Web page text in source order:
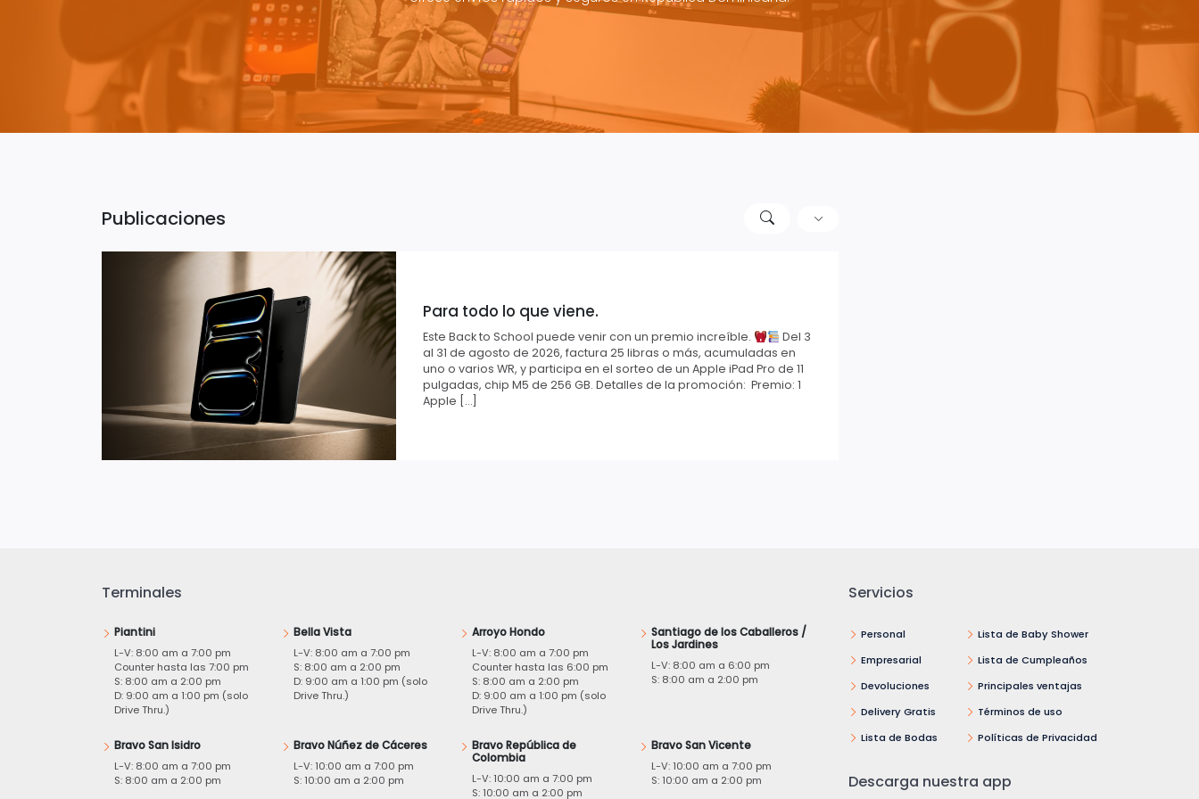
Publicaciones
Para todo lo que viene.
Este Back to School puede venir con un premio increíble.
Del 3
al 31 de agosto de 2026, factura 25 libras o más, acumuladas en
uno o varios WR, y participa en el sorteo de un Apple iPad Pro de 11
pulgadas, chip M5 de 256 GB. Detalles de la promoción: Premio: 1
Apple […]
Terminales
Piantini
L-V: 8:00 am a 7:00 pm
Counter hasta las 7:00 pm
S: 8:00 am a 2:00 pm
D: 9:00 am a 1:00 pm (solo
Drive Thru.)
Bella Vista
L-V: 8:00 am a 7:00 pm
S: 8:00 am a 2:00 pm
D: 9:00 am a 1:00 pm (solo
Drive Thru.)
Arroyo Hondo
L-V: 8:00 am a 7:00 pm
Counter hasta las 6:00 pm
S: 8:00 am a 2:00 pm
D: 9:00 am a 1:00 pm (solo
Drive Thru.)
Santiago de los Caballeros /
Los Jardines
L-V: 8:00 am a 6:00 pm
S: 8:00 am a 2:00 pm
Bravo San Isidro
L-V: 8:00 am a 7:00 pm
S: 8:00 am a 2:00 pm
Bravo Núñez de Cáceres
L-V: 10:00 am a 7:00 pm
S: 10:00 am a 2:00 pm
Bravo República de
Colombia
L-V: 10:00 am a 7:00 pm
S: 10:00 am a 2:00 pm
Bravo San Vicente
L-V: 10:00 am a 7:00 pm
S: 10:00 am a 2:00 pm
Servicios
Personal
Empresarial
Devoluciones
Delivery Gratis
Lista de Bodas
Lista de Baby Shower
Lista de Cumpleaños
Principales ventajas
Términos de uso
Políticas de Privacidad
Descarga nuestra app